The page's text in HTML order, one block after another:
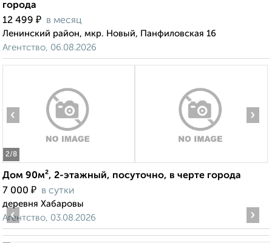
города
12 499 ₽ в месяц
Ленинский район, мкр. Новый, Панфиловская 16
Агентство, 06.08.2026
2/8
‹ ›
Дом 90м², 2-этажный, посуточно, в черте города
7 000 ₽ в сутки
деревня Хабаровы
Агентство, 03.08.2026
‹ ›